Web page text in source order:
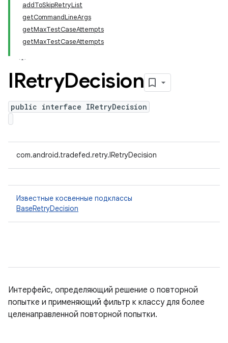
addToSkipRetryList
getCommandLineArgs
getMaxTestCaseAttempts
getMaxTestCaseAttempts
IRetryDecision
public interface IRetryDecision
com.android.tradefed.retry.IRetryDecision
Известные косвенные подклассы
BaseRetryDecision
Интерфейс, определяющий решение о повторной
попытке и применяющий фильтр к классу для более
целенаправленной повторной попытки.